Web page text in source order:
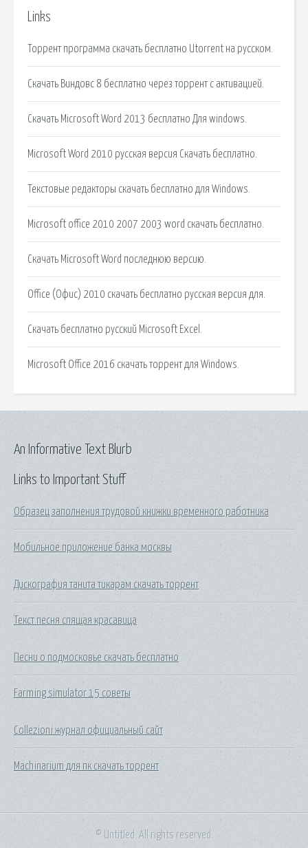
Links
Торрент программа скачать бесплатно Utorrent на русском.
Скачать Виндовс 8 бесплатно через торрент с активацией.
Скачать Microsoft Word 2013 бесплатно Для windows.
Microsoft Word 2010 русская версия Скачать бесплатно.
Текстовые редакторы скачать бесплатно для Windows.
Microsoft office 2010 2007 2003 word скачать бесплатно.
Скачать Microsoft Word последнюю версию.
Office (Офис) 2010 скачать бесплатно русская версия для.
Скачать бесплатно русский Microsoft Excel.
Microsoft Office 2016 скачать торрент для Windows.
Links to Important Stuff
Образец заполнения трудовой книжки временного работника
Мобильное приложение банка москвы
Дискография танита тикарам скачать торрент
Текст песня спящая красавица
Песни о подмосковье скачать бесплатно
Farming simulator 15 советы
Collezioni журнал официальный сайт
Machinarium для пк скачать торрент
An Informative Text Blurb
© Untitled. All rights reserved.